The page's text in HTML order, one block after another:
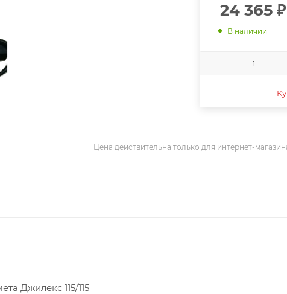
24 365 ₽
В наличии
Цена действительна только для интернет-
Джилекс 115/115